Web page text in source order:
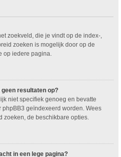
zoekveld, die je vindt op de index-,
zoeken is mogelijk door op de
op iedere pagina.
resultaten op?
niet specifiek genoeg en bevatte
geïndexeerd worden. Wees
de beschikbare opties.
in een lege pagina?